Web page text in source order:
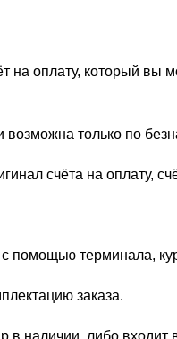
оплату, который вы
только по
счёта на оплату,
помощью терминала,
заказа.